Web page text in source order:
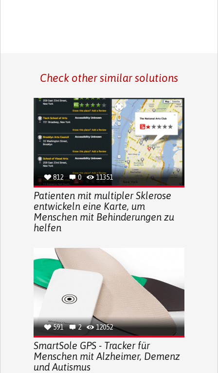
Check other similar solutions
812 0 11351
Patienten mit multipler Sklerose
entwickeln eine Karte, um
Menschen mit Behinderungen zu
helfen
591 2 12052
SmartSole GPS - Tracker für
Menschen mit Alzheimer, Demenz
und Autismus